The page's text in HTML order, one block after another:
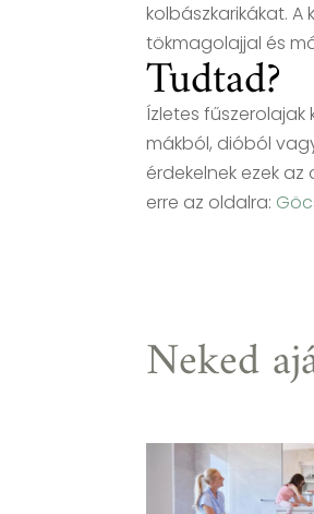
kolbászkarikákat.
tökmagolajjal és
Tudtad?
Ízletes
mákból, dióból
érdekelnek ezek
erre az oldalra:
Neked